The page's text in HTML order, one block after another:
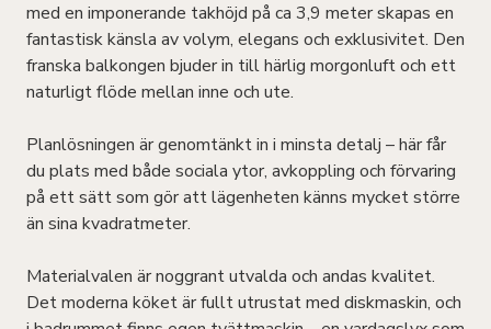
med en imponerande takhöjd på ca 3,9 meter skapas en
fantastisk känsla av volym, elegans och exklusivitet. Den
franska balkongen bjuder in till härlig morgonluft och ett
naturligt flöde mellan inne och ute.
Planlösningen är genomtänkt in i minsta detalj – här får
du plats med både sociala ytor, avkoppling och förvaring
på ett sätt som gör att lägenheten känns mycket större
än sina kvadratmeter.
Materialvalen är noggrant utvalda och andas kvalitet.
Det moderna köket är fullt utrustat med diskmaskin, och